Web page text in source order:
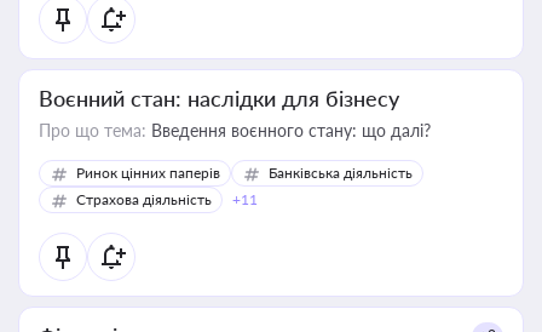
Воєнний стан: наслідки для бізнесу
Про що тема: Введення воєнного стану: що далі?
Ринок цінних паперів
Банківська діяльність
Страхова діяльність
+11